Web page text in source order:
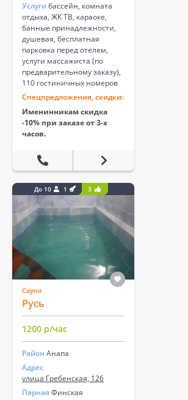
Услуги бассейн, комната
отдыха, ЖК ТВ, караоке,
банные принадлежности,
душевая, бесплатная
парковка перед отелем,
услуги массажиста (по
предварительному заказу),
110 гостиничных номеров
Спецпредложения, скидки:
Именинникам скидка
-10% при заказе от 3-х
часов.
До 10 1 3
Сауна
Русь
1200 р/час
Район Анапа
Адрес
улица Гребенская, 126
Парная Финская